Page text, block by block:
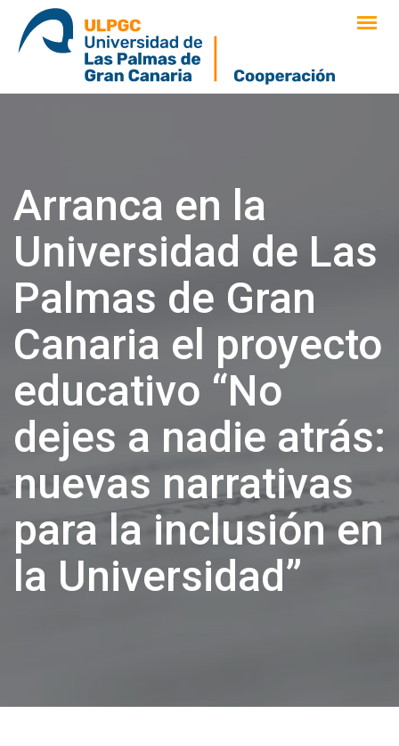
saltar
contenido
Arranca en la
Universidad de Las
Palmas de Gran
Canaria el proyecto
educativo “No
dejes a nadie atrás:
nuevas narrativas
para la inclusión en
la Universidad”